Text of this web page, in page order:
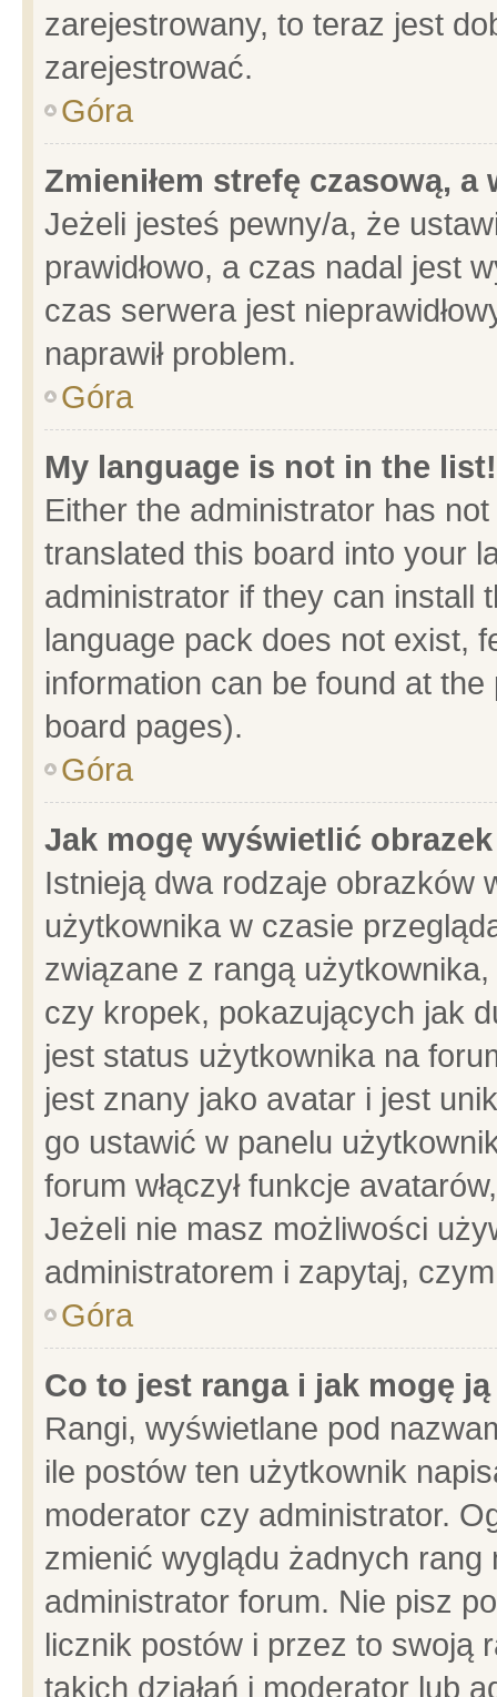
zarejestrowany, to teraz jest
zarejestrować.
Góra
Zmieniłem strefę czasową,
Jeżeli jesteś pewny/a, że
prawidłowo, a czas nadal jest
czas serwera jest
naprawił problem.
Góra
My language is not in the list!
Either the administrator has
translated this board into your
administrator if they can install
language pack does not exist,
information can be found at
board pages).
Góra
Jak mogę wyświetlić
Istnieją dwa rodzaje obrazków
użytkownika w czasie
związane z rangą
czy kropek, pokazujących jak
jest status użytkownika na
jest znany jako avatar i jest
go ustawić w panelu
forum włączył funkcje
Jeżeli nie masz możliwości
administratorem i zapytaj,
Góra
Co to jest ranga i jak mogę
Rangi, wyświetlane pod
ile postów ten użytkownik
moderator czy administrator.
zmienić wyglądu żadnych
administrator forum. Nie pisz
licznik postów i przez to swoją
takich działań i moderator lub